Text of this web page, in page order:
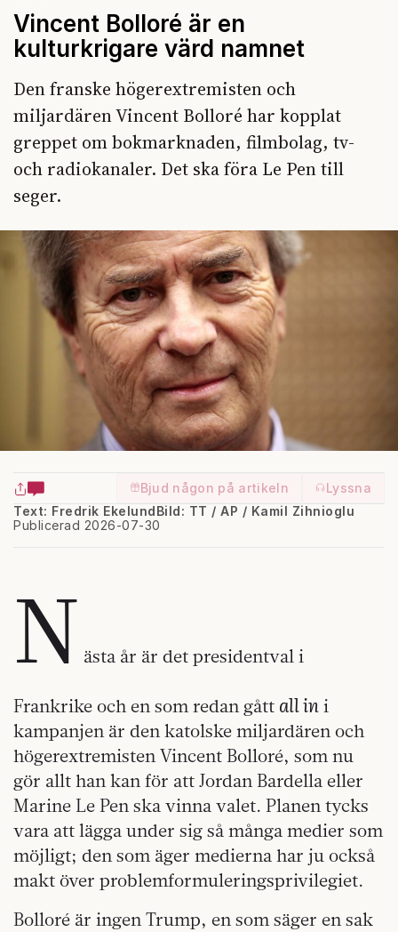
Vincent Bolloré är en
kulturkrigare värd namnet
Den franske högerextremisten och
miljardären Vincent Bolloré har kopplat
greppet om bokmarknaden, filmbolag, tv-
och radiokanaler. Det ska föra Le Pen till
seger.
Bjud någon på artikeln
Lyssna
Text: Fredrik Ekelund
Publicerad 2026-07-30
Bild: TT / AP / Kamil Zihnioglu
N ästa år är det presidentval i
Frankrike och en som redan gått all in i
kampanjen är den katolske miljardären och
högerextremisten Vincent Bolloré, som nu
gör allt han kan för att Jordan Bardella eller
Marine Le Pen ska vinna valet. Planen tycks
vara att lägga under sig så många medier som
möjligt; den som äger medierna har ju också
makt över problemformuleringsprivilegiet.
Bolloré är ingen Trump, en som säger en sak